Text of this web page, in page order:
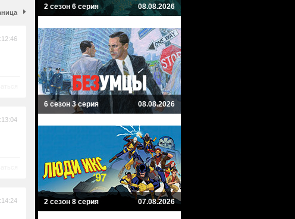
2 сезон 6 серия 08.08.2026
6 сезон 3 серия 08.08.2026
2 сезон 8 серия 07.08.2026